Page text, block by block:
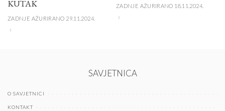
KUTAK
ZADNJE AŽURIRANO 29.11.2024.
ZADNJE AŽURIRANO 18.11.2024.
SAVJETNICA
O SAVJETNICI
KONTAKT